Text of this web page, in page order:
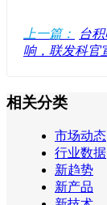
上一篇： 台
响，联发科官
相关分类
市场动态
行业数据
新趋势
新产品